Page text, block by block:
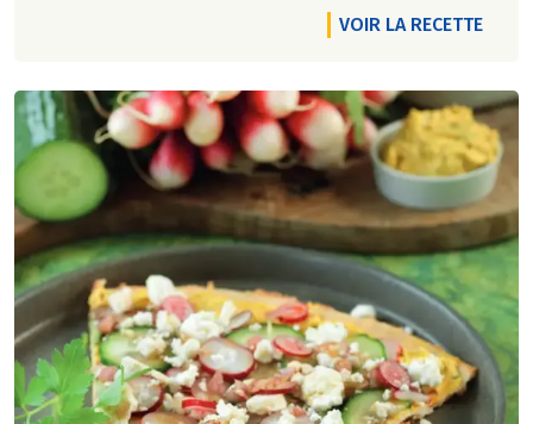
VOIR LA RECETTE